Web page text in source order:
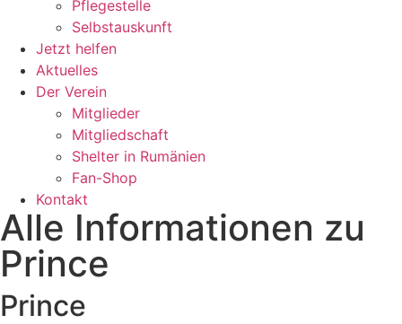
Pflegestelle
Selbstauskunft
Jetzt helfen
Aktuelles
Der Verein
Mitglieder
Mitgliedschaft
Shelter in Rumänien
Fan-Shop
Kontakt
Alle Informationen zu
Prince
Prince